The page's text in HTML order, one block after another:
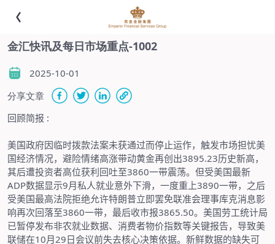
金汇快讯及每日市场重点-1002
2025-10-01
分享文章
回顾简报 :
美国政府因临时拨款法案未获通过而停止运作，触发市场担忧美
国经济情况，避险情绪高涨带动黄金再创出3895.23历史新高，
其后遭投资者高位获利回吐至3860一带震荡。但受美国最新
ADP数据显示9月私人就业意外下滑，一度重上3890一带，之后
受美国最高法院拒绝允许特朗普立即罢免联准会理事库克消息影
响再次回落至3860一带，最后收市报3865.50。美国劳工统计局
已暂停发布非农就业数据、消费者物价指数等关键报告，导致美
联储在10月29日会议前失去核心决策依据。新鲜数据的缺失可